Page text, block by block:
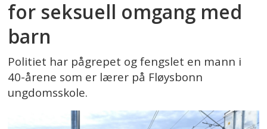
for seksuell omgang med
barn
Politiet har pågrepet og fengslet en mann i
40-årene som er lærer på Fløysbonn
ungdomsskole.